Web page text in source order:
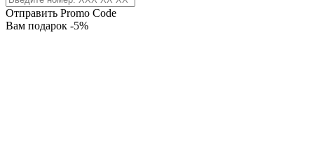
Отправить Promo Code
Вам подарок -5%